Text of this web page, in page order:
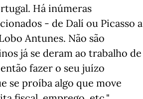
Há inúmeras
- de Dalí ou Picasso a
Antunes. Não são
já se deram ao trabalho de
fazer o seu juízo
se proíba algo que move